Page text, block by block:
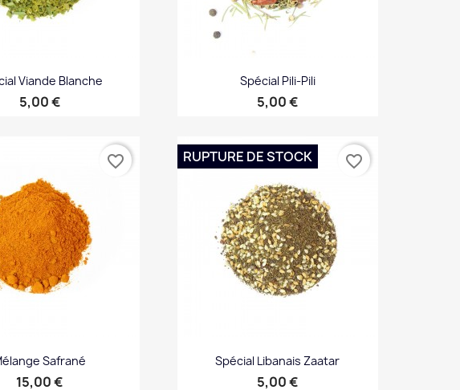
Viande Blanche
Prix
5,00 €
Spécial Pili-Pili
Prix
5,00 €
Safrané
Prix
15,00 €
favorite_border
Spécial Libanais Zaatar
Prix
5,00 €
RUPTURE DE STOCK favorite_border